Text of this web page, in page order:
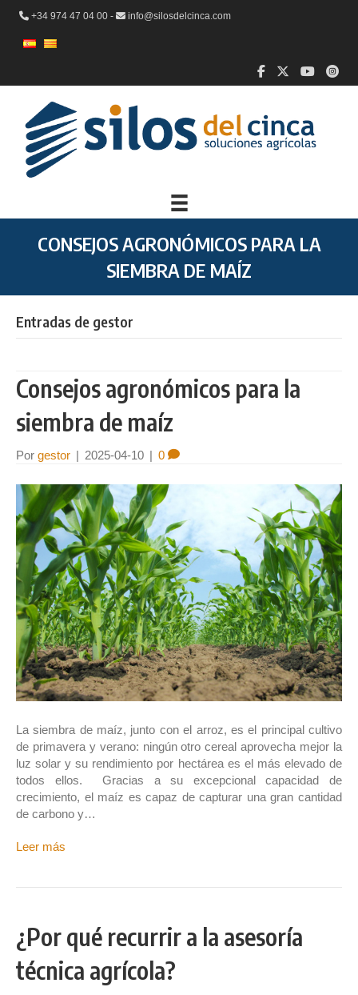
+34 974 47 04 00 - info@silosdelcinca.com
CONSEJOS AGRONÓMICOS PARA LA
SIEMBRA DE MAÍZ
Entradas de gestor
Consejos agronómicos para la
siembra de maíz
Por gestor 2025-04-10 0
La siembra de maíz, junto con el arroz, es el principal cultivo
de primavera y verano: ningún otro cereal aprovecha mejor la
luz solar y su rendimiento por hectárea es el más elevado de
todos ellos. Gracias a su excepcional capacidad de
crecimiento, el maíz es capaz de capturar una gran cantidad
de carbono y…
Leer más
¿Por qué recurrir a la asesoría
técnica agrícola?